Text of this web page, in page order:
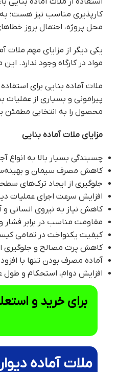
کارپذیری مناسب نیز هست؛ به
محل پروژه، احتمال بروز
یکی دیگر از مزایای مهم
مواد در کارگاه وجود ندارد.
ملات آماده بنایی برای
پیرامونی و بسیاری از
محصول را به انتخابی مطمئن
مزایای ملات آماده بنایی
چسبندگی بسیار بالا به انواع
کاهش مصرف سیمان و
جلوگیری از ایجاد ترک‌های
افزایش سرعت اجرای عملیات
کاهش نیاز به نیروی انسانی
مقاومت مناسب در برابر فشار
کیفیت یکنواخت در تمامی
کاهش پرت مصالح و جلوگیری
آماده مصرف بودن تنها با
افزایش دوام، استحکام و طول
برای خرید و
ملات آماده